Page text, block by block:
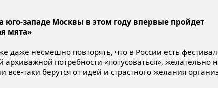
юго-западе Москвы в этом году впервые пройдет
мята»
даже несмешно повторять, что в России есть
архиважной потребности «потусоваться», желательно
таки берутся от идей и страстного желания